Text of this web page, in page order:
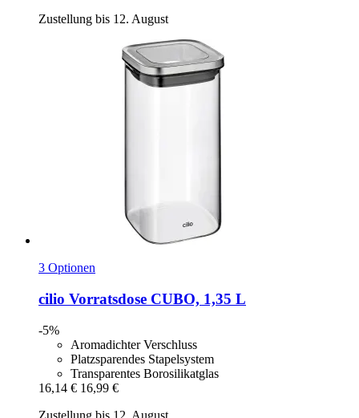
Zustellung bis 12. August
3 Optionen
cilio Vorratsdose CUBO, 1,35 L
-5%
Aromadichter Verschluss
Platzsparendes Stapelsystem
Transparentes Borosilikatglas
16,14 € 16,99 €
Zustellung bis 12. August